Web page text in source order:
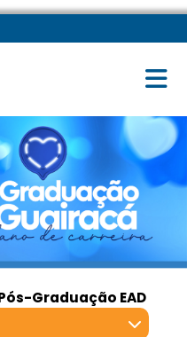
Graduação EAD